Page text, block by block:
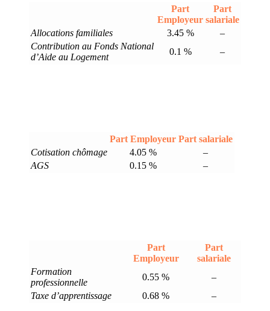
Part
Employeur
Part
salariale
Allocations familiales
3.45 %
–
Contribution au Fonds National
d’Aide au Logement
0.1 % –
Part Employeur Part salariale
Cotisation chômage
4.05 %
–
AGS
0.15 % –
Part
Employeur
Part
salariale
Formation
professionnelle
0.55 %
–
Taxe d’apprentissage
0.68 % –